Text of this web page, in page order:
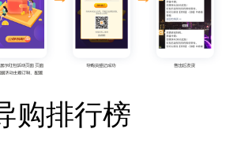
购排行榜